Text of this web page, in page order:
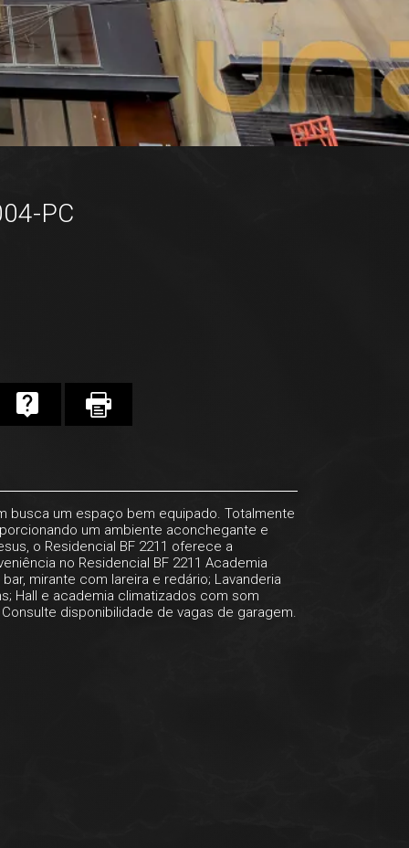
PC
busca um espaço bem equipado. Totalmente
um ambiente aconchegante e
o Residencial BF 2211 oferece a
no Residencial BF 2211 Academia
mirante com lareira e redário; Lavanderia
Hall e academia climatizados com som
disponibilidade de vagas de garagem.